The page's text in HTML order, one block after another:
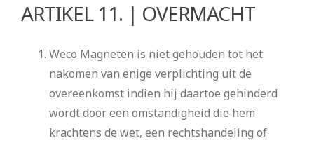
ARTIKEL 11. | OVERMACHT
Weco Magneten is niet gehouden tot het
nakomen van enige verplichting uit de
overeenkomst indien hij daartoe gehinderd
wordt door een omstandigheid die hem
krachtens de wet, een rechtshandeling of